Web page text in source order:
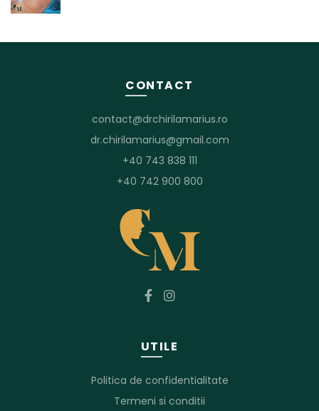
CONTACT
contact@drchirilamarius.ro
dr.chirilamarius@gmail.com
+40 743 838 111
+40 742 900 800
UTILE
Politica de confidentialitate
Termeni si conditii